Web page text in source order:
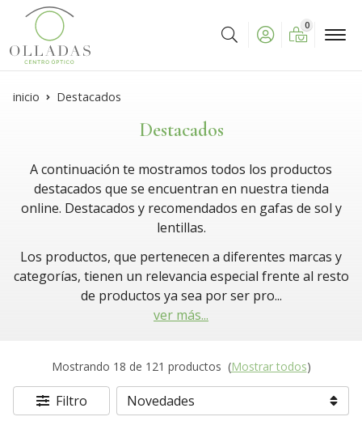
Buscar
0
inicio Destacados
Destacados
A continuación te mostramos todos los productos
destacados que se encuentran en nuestra tienda
online. Destacados y recomendados en gafas de sol y
lentillas.
Los productos, que pertenecen a diferentes marcas y
categorías, tienen un relevancia especial frente al resto
de productos ya sea por ser pro...
ver más...
Mostrando 18 de 121 productos (Mostrar todos)
Filtro